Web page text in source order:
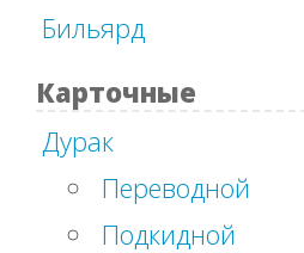
Бильярд
Карточные
Дурак
Переводной
Подкидной